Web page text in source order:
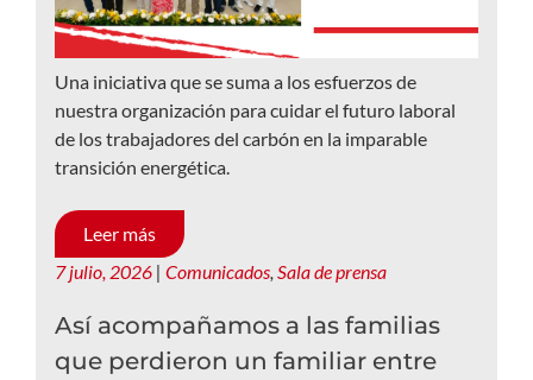
Una iniciativa que se suma a los esfuerzos de
nuestra organización para cuidar el futuro laboral
de los trabajadores del carbón en la imparable
transición energética.
Leer más
7 julio, 2026 | Comunicados, Sala de prensa
Así acompañamos a las familias
que perdieron un familiar entre